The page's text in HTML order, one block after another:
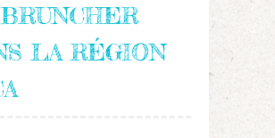
LA RÉGION